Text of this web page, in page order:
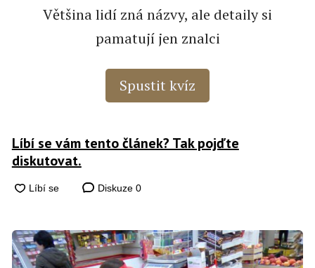
Většina lidí zná názvy, ale detaily si
pamatují jen znalci
Spustit kvíz
Líbí se vám tento článek? Tak pojďte
diskutovat.
Diskuze 0